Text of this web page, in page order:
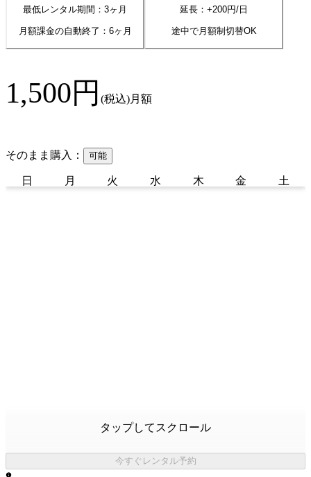
最低レンタル期間：3ヶ月
月額課金の自動終了： 6ヶ月
延長：+200円/日
途中で月額制切替OK
1,500円 (税込)月額
そのまま購入： 可能
日 月 火 水 木 金 土
タップしてスクロール
今すぐレンタル予約